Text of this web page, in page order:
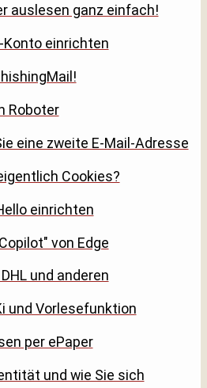
auslesen ganz einfach!
Konto einrichten
Roboter
eine zweite E-Mail-Adresse
Cookies?
einrichten
von Edge
und anderen
und Vorlesefunktion
per ePaper
und wie Sie sich